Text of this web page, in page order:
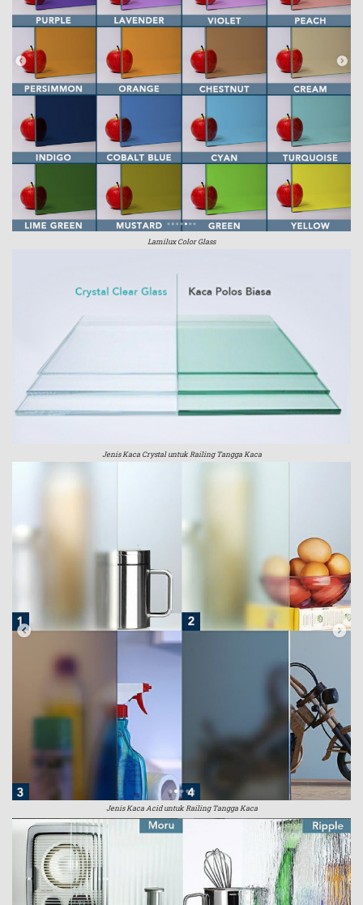
Lamilux Color Glass
Jenis Kaca Crystal untuk Railing Tangga Kaca
Jenis Kaca Acid untuk Railing Tangga Kaca